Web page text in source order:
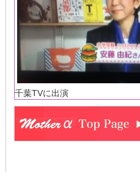
千葉TVに出演